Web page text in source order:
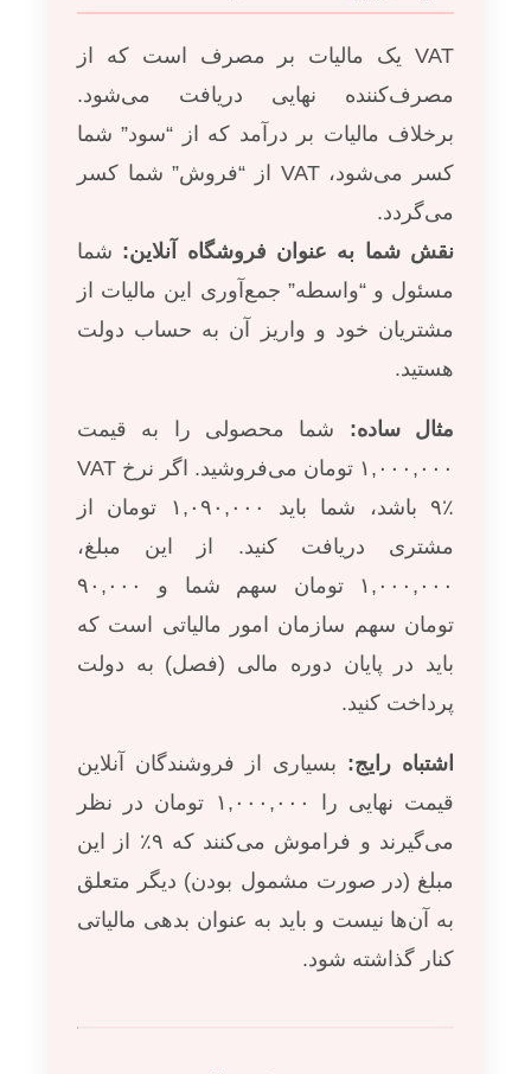
VAT یک مالیات بر مصرف است که از
مصرف‌کننده نهایی دریافت می‌شود.
برخلاف مالیات بر درآمد که از “سود” شما
کسر می‌شود، VAT از “فروش” شما کسر
می‌گردد.
نقش شما به عنوان فروشگاه آنلاین: شما
مسئول و “واسطه” جمع‌آوری این مالیات از
مشتریان خود و واریز آن به حساب دولت
هستید.
مثال ساده: شما محصولی را به قیمت
۱,۰۰۰,۰۰۰ تومان می‌فروشید. اگر نرخ VAT
۹٪ باشد، شما باید ۱,۰۹۰,۰۰۰ تومان از
مشتری دریافت کنید. از این مبلغ،
۱,۰۰۰,۰۰۰ تومان سهم شما و ۹۰,۰۰۰
تومان سهم سازمان امور مالیاتی است که
باید در پایان دوره مالی (فصل) به دولت
پرداخت کنید.
اشتباه رایج: بسیاری از فروشندگان آنلاین
قیمت نهایی را ۱,۰۰۰,۰۰۰ تومان در نظر
می‌گیرند و فراموش می‌کنند که ۹٪ از این
مبلغ (در صورت مشمول بودن) دیگر متعلق
به آن‌ها نیست و باید به عنوان بدهی مالیاتی
کنار گذاشته شود.